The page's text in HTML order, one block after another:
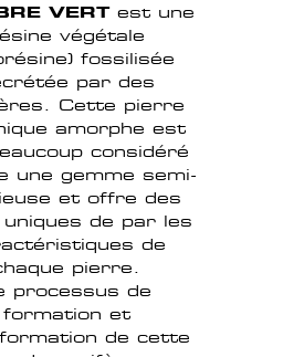
VERTest une
végétale
fossilisée
par des
Cette pierre
amorphe est
considéré
une gemme semi-
et offre des
uniques de par les
de
pierre.
processus de
formation et
de cette